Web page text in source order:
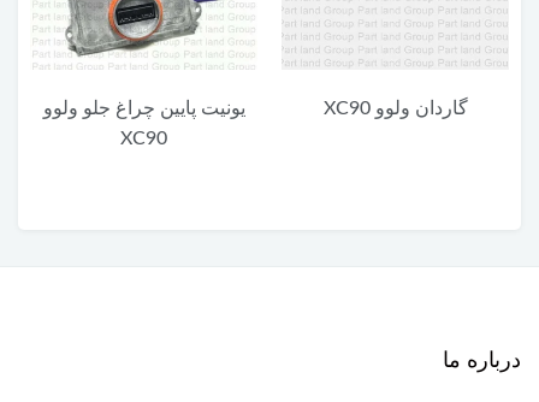
گاردان ولوو XC90
یونیت پایین چراغ جلو ولوو
XC90
درباره ما